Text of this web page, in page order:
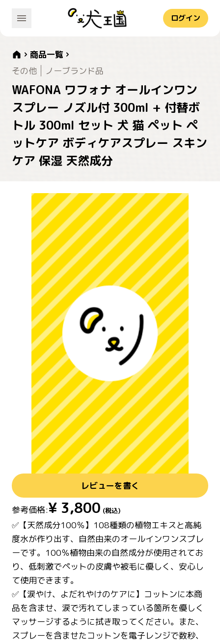
ログイン
商品一覧
その他
ノーブランド品
WAFONA ワフォナ オールインワン
スプレー ノズル付 300ml + 付替ボ
トル 300ml セット 犬 猫 ペット ペ
ットケア ボディケアスプレー スキン
ケア 保湿 天然成分
レビューを書く
参考価格:¥ 3,800 (税込)
✅【天然成分100％】108種類の植物エキスと高純
度水が作り出す、自然由来のオールインワンスプレ
ーです。100％植物由来の自然成分が使用されてお
り、低刺激でペットの皮膚や被毛に優しく、安心し
て使用できます。
✅【涙やけ、よだれやけのケアに】コットンに本商
品を含ませ、涙で汚れてしまっている箇所を優しく
マッサージするように拭き取ってください。また、
スプレーを含ませたコットンを電子レンジで数秒、